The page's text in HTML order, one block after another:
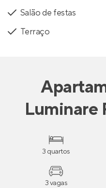
Salão de festas
Terraço
Luminare
3 quartos
3 vagas